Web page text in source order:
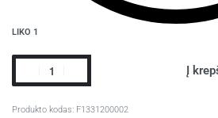
LIKO 1
Į
F1331200002